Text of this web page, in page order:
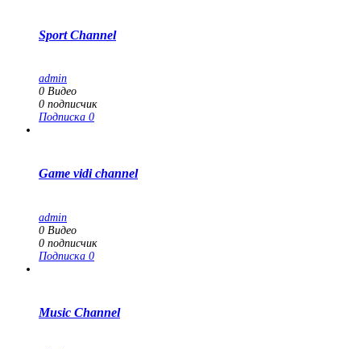
Sport Channel
admin
0 Видео
0 подписчик
Подписка 0
Game vidi channel
admin
0 Видео
0 подписчик
Подписка 0
Music Channel